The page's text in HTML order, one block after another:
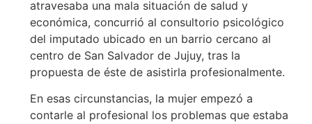
atravesaba una mala situación de salud y
económica, concurrió al consultorio psicológico
del imputado ubicado en un barrio cercano al
centro de San Salvador de Jujuy, tras la
propuesta de éste de asistirla profesionalmente.
En esas circunstancias, la mujer empezó a
contarle al profesional los problemas que estaba